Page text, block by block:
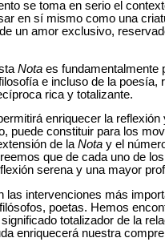
se toma en serio el
en sí mismo como una
un amor exclusivo,
Nota es fundamentalmente
e incluso de la
rica y totalizante.
enriquecer la
puede constituir para los
de laNota y el
que de cada uno de
serena y una mayor
las intervenciones más
poetas. Hemos
totalizador de la
enriquecerá nuestra